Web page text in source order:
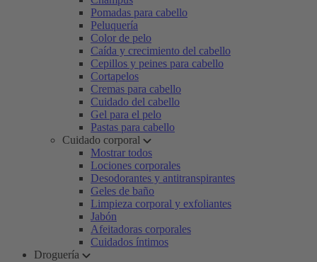
Pomadas para cabello
Peluquería
Color de pelo
Caída y crecimiento del cabello
Cepillos y peines para cabello
Cortapelos
Cremas para cabello
Cuidado del cabello
Gel para el pelo
Pastas para cabello
Cuidado corporal
Mostrar todos
Lociones corporales
Desodorantes y antitranspirantes
Geles de baño
Limpieza corporal y exfoliantes
Jabón
Afeitadoras corporales
Cuidados íntimos
Droguería